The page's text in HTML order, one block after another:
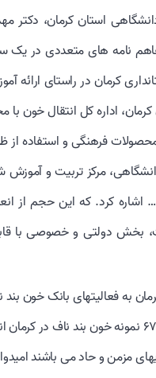
استان کرمان، دکتر
نامه های متعددی در
کرمان در راستای ارائه
کرمان، اداره کل انتقال خون
محصولات فرهنگی و
مرکز تربیت و آموزش
کرد. که این حجم از
بخش دولتی و خصوصی با
به فعالیتهای بانک خون بند
تا کنون انعقاد قرارداد بیش از ۶۷۰
مزمن و حاد می باشند